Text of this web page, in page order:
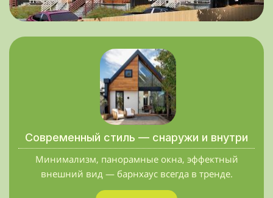
Современный стиль — снаружи и внутри
Минимализм, панорамные окна, эффектный
внешний вид — барнхаус всегда в тренде.